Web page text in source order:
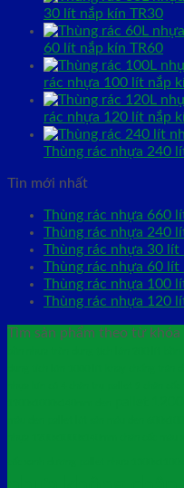
30 lít nắp kín TR30
60 lít nắp kín TR60
rác nhựa 100 lít nắp
rác nhựa 120 lít nắp
Thùng rác nhựa 240
Tin mới nhất
Thùng rác nhựa 660
Thùng rác nhựa 240
Thùng rác nhựa 30 lít
Thùng rác nhựa 60 lít
Thùng rác nhựa 100
Thùng rác nhựa 120
Tìm sản phẩm theo từ khóa